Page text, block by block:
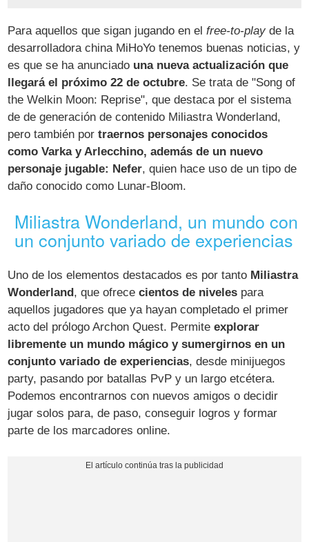
Para aquellos que sigan jugando en elfree-to-play de la
desarrolladora china MiHoYo tenemos buenas noticias, y
es que se ha anunciado una nueva actualización que
llegará el próximo 22 de octubre. Se trata de "Song of
the Welkin Moon: Reprise", que destaca por el sistema
de de generación de contenido Miliastra Wonderland,
pero también portraernos personajes conocidos
como Varka y Arlecchino, además de un nuevo
personaje jugable: Nefer, quien hace uso de un tipo de
daño conocido como Lunar-Bloom.
Miliastra Wonderland, un mundo con
un conjunto variado de experiencias
Uno de los elementos destacados es por tanto Miliastra
Wonderland, que ofrececientos de niveles para
aquellos jugadores que ya hayan completado el primer
acto del prólogo Archon Quest. Permiteexplorar
libremente un mundo mágico y sumergirnos en un
conjunto variado de experiencias, desde minijuegos
party, pasando por batallas PvP y un largo etcétera.
Podemos encontrarnos con nuevos amigos o decidir
jugar solos para, de paso, conseguir logros y formar
parte de los marcadores online.